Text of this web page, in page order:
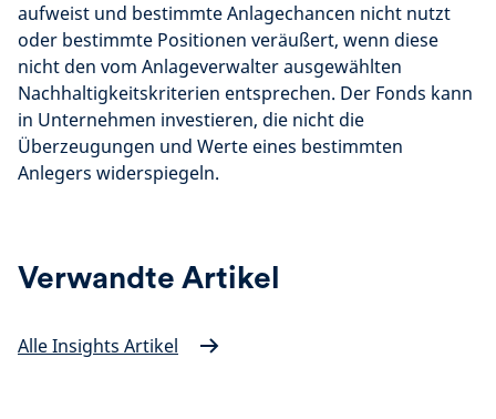
aufweist und bestimmte Anlagechancen nicht nutzt
oder bestimmte Positionen veräußert, wenn diese
nicht den vom Anlageverwalter ausgewählten
Nachhaltigkeitskriterien entsprechen. Der Fonds kann
in Unternehmen investieren, die nicht die
Überzeugungen und Werte eines bestimmten
Anlegers widerspiegeln.
Verwandte Artikel
Alle Insights Artikel